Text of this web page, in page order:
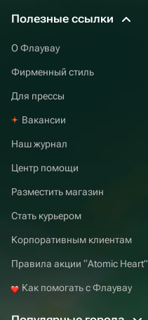
Полезные ссылки
О Флаувау
Фирменный стиль
Для прессы
Вакансии
Наш журнал
Центр помощи
Разместить магазин
Стать курьером
Корпоративным клиентам
Правила акции “Atomic Heart”
Как помогать с Флаувау